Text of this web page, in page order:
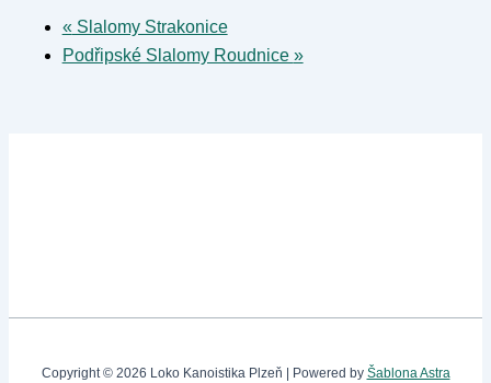
« Slalomy Strakonice
Podřipské Slalomy Roudnice »
Copyright © 2026 Loko Kanoistika Plzeň | Powered by Šablona Astra